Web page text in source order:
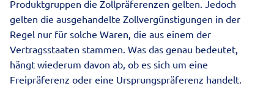
Produktgruppen die Zollpräferenzen gelten. Jedoch
gelten die ausgehandelte Zollvergünstigungen in der
Regel nur für solche Waren, die aus einem der
Vertragsstaaten stammen. Was das genau bedeutet,
hängt wiederum davon ab, ob es sich um eine
Freipräferenz oder eine Ursprungspräferenz handelt.